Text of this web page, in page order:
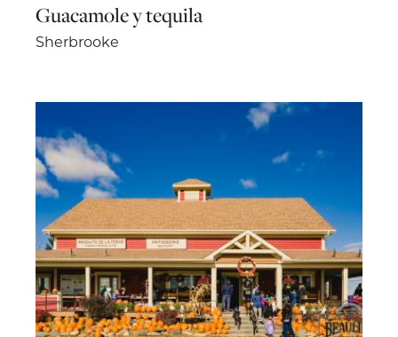
Guacamole y tequila
Sherbrooke